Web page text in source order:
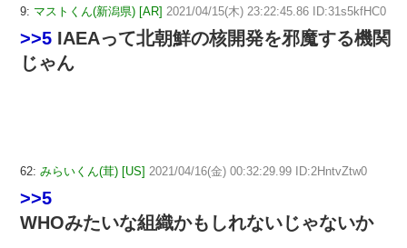
9: マストくん(新潟県) [AR] 2021/04/15(木) 23:22:45.86 ID:31s5kfHC0
>>5 IAEAって北朝鮮の核開発を邪魔する機関
じゃん
62: みらいくん(茸) [US] 2021/04/16(金) 00:32:29.99 ID:2HntvZtw0
>>5
WHOみたいな組織かもしれないじゃないか